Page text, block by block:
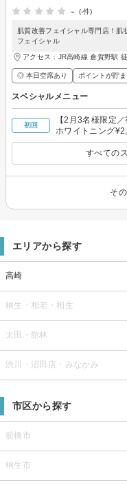
-
(-件)
肌質改善フェイシャル専門店！肌
フェイシャル
アクセス：JR高崎線 倉賀野駅
◎ 本日空席あり ポイントが貯
スペシャルメニュー
初回
【2月3名様限定
ホワイトニング
すべての
そ
エリアから探す
高崎
桐生・相老・相生
太田・館林
渋川・沼田店・みなかみ
市区から探す
前橋市
桐生市